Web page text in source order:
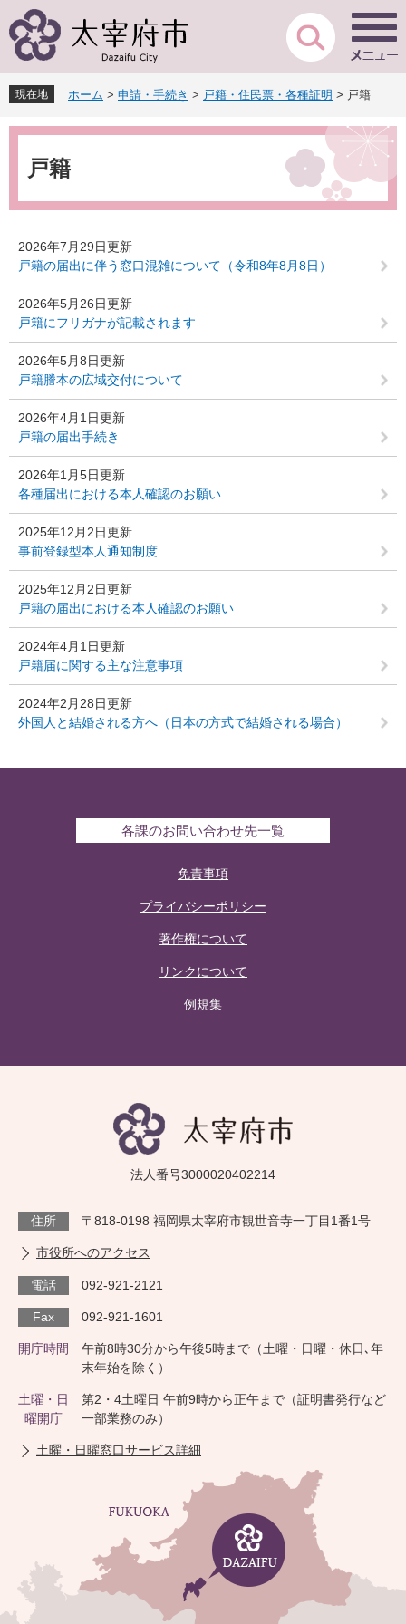
ー
先
頭
で
ニ
を
飛
ば
現在地 ホーム > 申請・手続き > 戸籍・住民票・各種証明 > 戸籍
本
戸籍
2026年7月29日更新
戸籍の届出に伴う窓口混雑について（令和8年8月8日）
2026年5月26日更新
戸籍にフリガナが記載されます
2026年5月8日更新
戸籍謄本の広域交付について
2026年4月1日更新
戸籍の届出手続き
2026年1月5日更新
各種届出における本人確認のお願い
2025年12月2日更新
事前登録型本人通知制度
2025年12月2日更新
戸籍の届出における本人確認のお願い
2024年4月1日更新
戸籍届に関する主な注意事項
2024年2月28日更新
外国人と結婚される方へ（日本の方式で結婚される場合）
各課のお問い合わせ先一覧
免責事項
プライバシーポリシー
著作権について
リンクについて
例規集
法人番号3000020402214
住所 〒818-0198 福岡県太宰府市観世音寺一丁目1番1号
市役所へのアクセス
電話 092-921-2121
Fax 092-921-1601
開庁時間
午前8時30分から午後5時まで（土曜・日曜・休日､年
末年始を除く）
土曜・日
曜開庁
第2・4土曜日 午前9時から正午まで（証明書発行など
一部業務のみ）
土曜・日曜窓口サービス詳細